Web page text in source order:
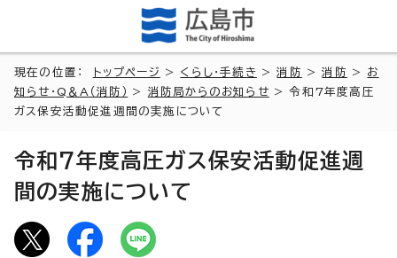
現在の位置： トップページ > くらし・手続き >消防 >消防 > お
知らせ・Q＆A（消防）
> 消防局からのお知らせ > 令和7年度高圧
ガス保安活動促進週間の実施について
令和7年度高圧ガス保安活動促進週
間の実施について